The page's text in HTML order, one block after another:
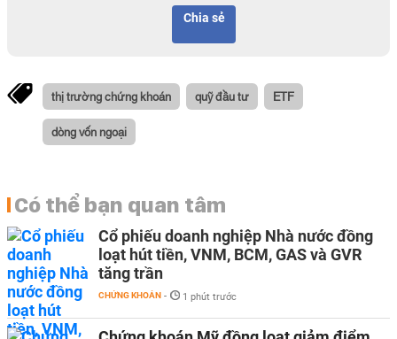
Chia sẻ
thị trường chứng khoán quỹ đầu tư ETF
dòng vốn ngoại
Có thể bạn quan tâm
Cổ phiếu doanh nghiệp Nhà nước đồng
loạt hút tiền, VNM, BCM, GAS và GVR
tăng trần
CHỨNG KHOÁN - 1 phút trước